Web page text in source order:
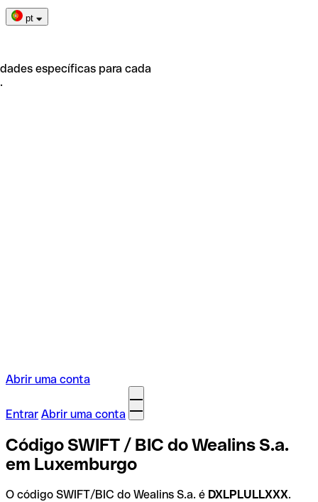
pt
específicas para cada
Abrir uma conta
Entrar Abrir uma conta
Código SWIFT / BIC do Wealins S.a.
em Luxemburgo
O código SWIFT/BIC do Wealins S.a. é DXLPLULLXXX.